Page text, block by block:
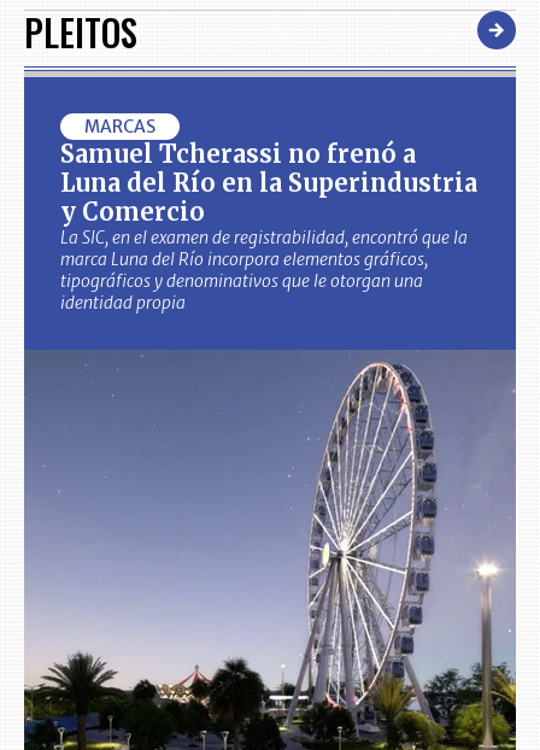
PLEITOS
MARCAS
Samuel Tcherassi no frenó a
Luna del Río en la Superindustria
y Comercio
La SIC, en el examen de registrabilidad, encontró que la
marca Luna del Río incorpora elementos gráficos,
tipográficos y denominativos que le otorgan una
identidad propia